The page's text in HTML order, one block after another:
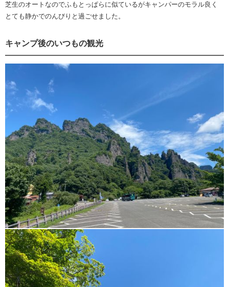
芝生のオートなのでふもとっぱらに似ているがキャンパーのモラル良く
とても静かでのんびりと過ごせました。
キャンプ後のいつもの観光